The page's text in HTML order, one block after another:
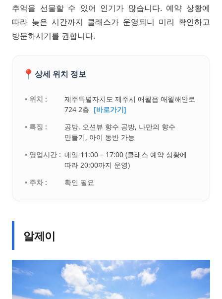
추억을 선물할 수 있어 인기가 많습니다. 예약 상황에
따라 늦은 시간까지 클래스가 운영되니 미리 확인하고
방문하시기를 권합니다.
📍 상세 위치 정보
• 위치 :
제주특별자치도 제주시 애월읍 애월해안로
724 2층 [바로가기]
• 특징 :
공방. 오션뷰 향수 공방, 나만의 향수
만들기, 아이 동반 가능
• 영업시간 : 매일 11:00 – 17:00 (클래스 예약 상황에
따라 20:00까지 운영)
• 주차 :
확인 필요
알제이